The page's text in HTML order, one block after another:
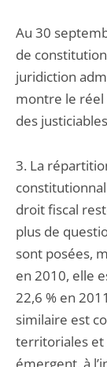
Au 30
de
juridiction
montre le réel
des
3. La
droit fiscal
plus de
sont posées,
en 2010, elle
22,6 % en
similaire est
territoriales et